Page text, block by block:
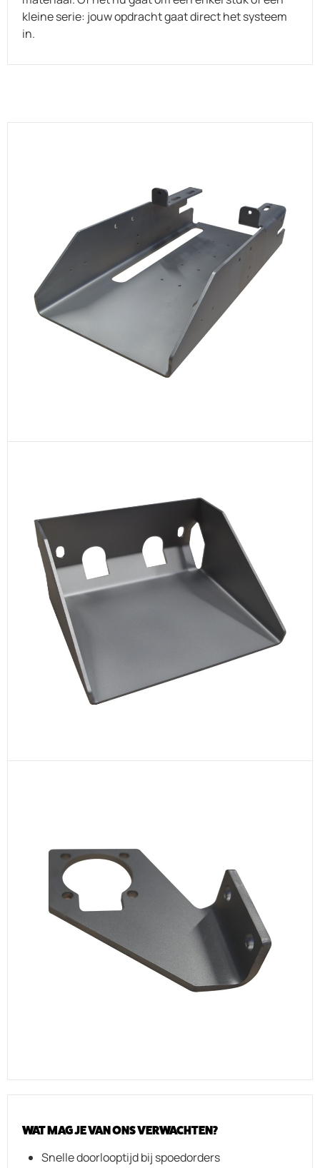
kleine serie: jouw opdracht gaat direct het systeem
in.
WAT MAG JE VAN ONS VERWACHTEN?
Snelle doorlooptijd bij spoedorders